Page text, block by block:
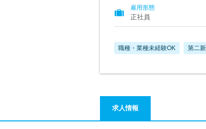
雇用形態
正社員
職種・業種未経験OK 第二
求人情報